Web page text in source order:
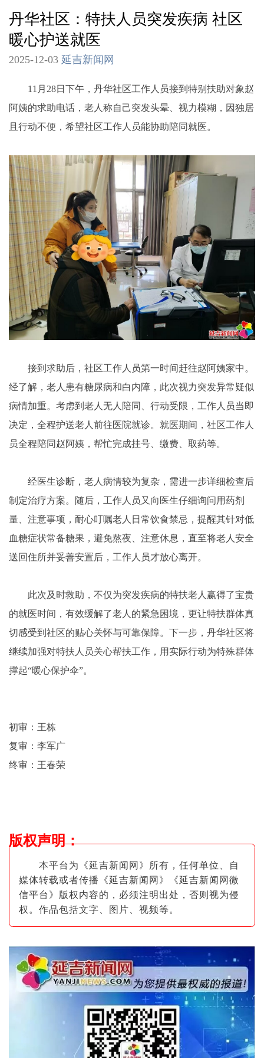
丹华社区：特扶人员突发疾病 社区
暖心护送就医
2025-12-03 延吉新闻网
11月28日下午，丹华社区工作人员接到特别扶助对象赵
阿姨的求助电话，老人称自己突发头晕、视力模糊，因独居
且行动不便，希望社区工作人员能协助陪同就医。
接到求助后，社区工作人员第一时间赶往赵阿姨家中。
经了解，老人患有糖尿病和白内障，此次视力突发异常疑似
病情加重。考虑到老人无人陪同、行动受限，工作人员当即
决定，全程护送老人前往医院就诊。就医期间，社区工作人
员全程陪同赵阿姨，帮忙完成挂号、缴费、取药等。
经医生诊断，老人病情较为复杂，需进一步详细检查后
制定治疗方案。随后，工作人员又向医生仔细询问用药剂
量、注意事项，耐心叮嘱老人日常饮食禁忌，提醒其针对低
血糖症状常备糖果，避免熬夜、注意休息，直至将老人安全
送回住所并妥善安置后，工作人员才放心离开。
此次及时救助，不仅为突发疾病的特扶老人赢得了宝贵
的就医时间，有效缓解了老人的紧急困境，更让特扶群体真
切感受到社区的贴心关怀与可靠保障。下一步，丹华社区将
继续加强对特扶人员关心帮扶工作，用实际行动为特殊群体
撑起“暖心保护伞”。
初审：王栋
复审：李军广
终审：王春荣
版权声明：
本平台为《延吉新闻网》所有，任何单位、自
媒体转载或者传播《延吉新闻网》《延吉新闻网微
信平台》版权内容的，必须注明出处，否则视为侵
权。作品包括文字、图片 、视频等。